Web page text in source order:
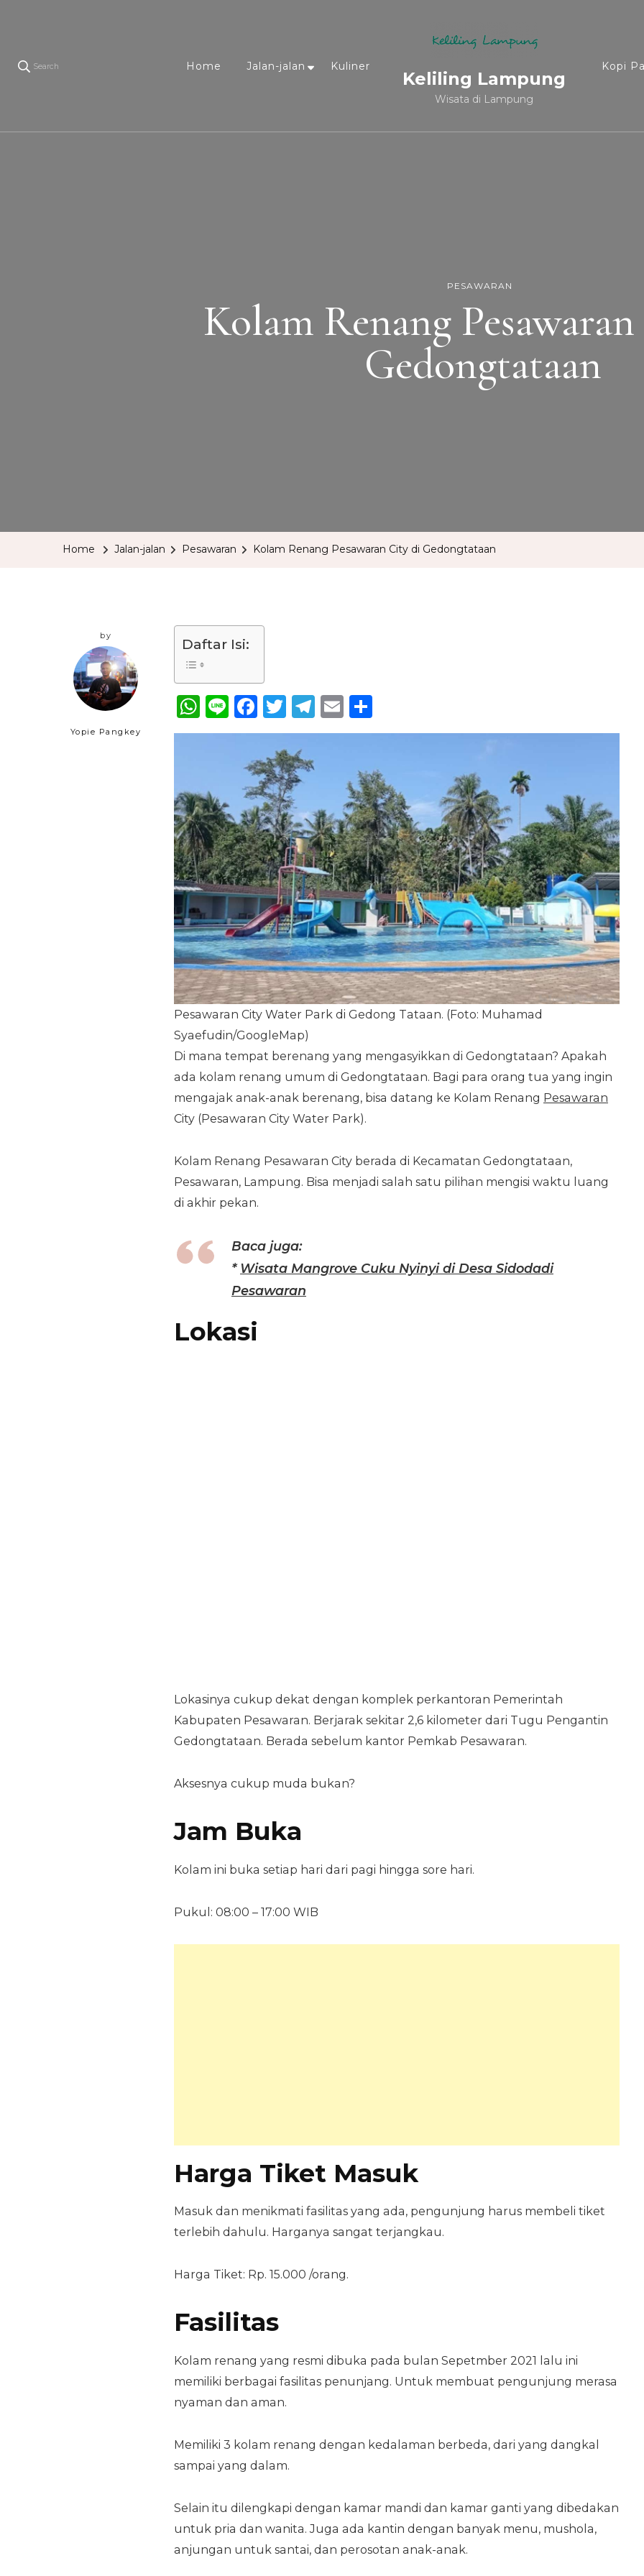
Search Home Jalan-jalan Kuliner
Keliling Lampung
Wisata di Lampung
Kopi
PESAWARAN
Kolam Renang
Gedongtataan
Home Jalan-jalan Pesawaran Kolam Renang Pesawaran City di Gedongtataan
by
Yopie Pangkey
Daftar Isi:
WhatsApp
LineFacebook
Twitter
Telegram
Email
Pesawaran City Water Park di Gedong Tataan. (Foto: Muhamad
Syaefudin/GoogleMap)
Di mana tempat berenang yang mengasyikkan di Gedongtataan? Apakah
ada kolam renang umum di Gedongtataan. Bagi para orang tua yang ingin
mengajak anak-anak berenang, bisa datang ke Kolam Renang Pesawaran
City (Pesawaran City Water Park).
Kolam Renang Pesawaran City berada di Kecamatan Gedongtataan,
Pesawaran, Lampung. Bisa menjadi salah satu pilihan mengisi waktu luang
di akhir pekan.
Baca juga:
* Wisata Mangrove Cuku Nyinyi di Desa Sidodadi
Pesawaran
Lokasi
Lokasinya cukup dekat dengan komplek perkantoran Pemerintah
Kabupaten Pesawaran. Berjarak sekitar 2,6 kilometer dari Tugu Pengantin
Gedongtataan. Berada sebelum kantor Pemkab Pesawaran.
Aksesnya cukup muda bukan?
Jam Buka
Kolam ini buka setiap hari dari pagi hingga sore hari.
Pukul: 08:00 – 17:00 WIB
Harga Tiket Masuk
Masuk dan menikmati fasilitas yang ada, pengunjung harus membeli tiket
terlebih dahulu. Harganya sangat terjangkau.
Harga Tiket: Rp. 15.000 /orang.
Fasilitas
Kolam renang yang resmi dibuka pada bulan Sepetmber 2021 lalu ini
memiliki berbagai fasilitas penunjang. Untuk membuat pengunjung merasa
nyaman dan aman.
Memiliki 3 kolam renang dengan kedalaman berbeda, dari yang dangkal
sampai yang dalam.
Selain itu dilengkapi dengan kamar mandi dan kamar ganti yang dibedakan
untuk pria dan wanita. Juga ada kantin dengan banyak menu, mushola,
anjungan untuk santai, dan perosotan anak-anak.